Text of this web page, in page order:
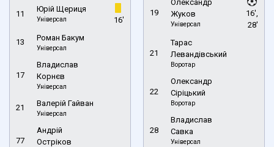
11
Юрій Щериця
Універсал 16'
13 Роман Бакум
Універсал
17
Владислав
Корнєв
Універсал
21 Валерій Гайван
Універсал
77
Андрій
Остріков
19
Олександр
Жуков
Універсал
16',
28'
21
Тарас
Левандівський
Воротар
22
Олександр
Сіріцький
Воротар
28
Владислав
Савка
Універсал